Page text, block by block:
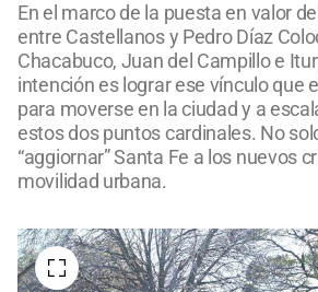
En el marco de la puesta en valor
entre Castellanos y Pedro Díaz
Chacabuco, Juan del Campillo e
intención es lograr ese vínculo que
para moverse en la ciudad y a
estos dos puntos cardinales. No
“aggiornar” Santa Fe a los nuevos
movilidad urbana.